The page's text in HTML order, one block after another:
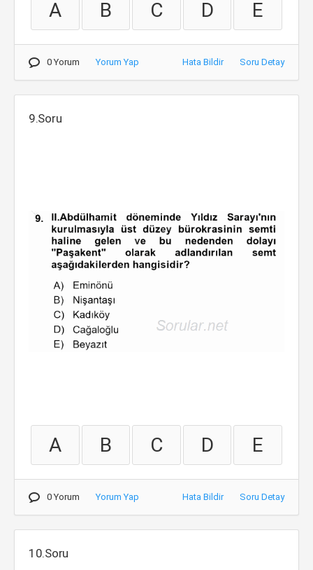
A B C D E
0 Yorum Yorum Yap Hata Bildir Soru Detay
9.Soru
A B C D E
0 Yorum Yorum Yap Hata Bildir Soru Detay
10.Soru